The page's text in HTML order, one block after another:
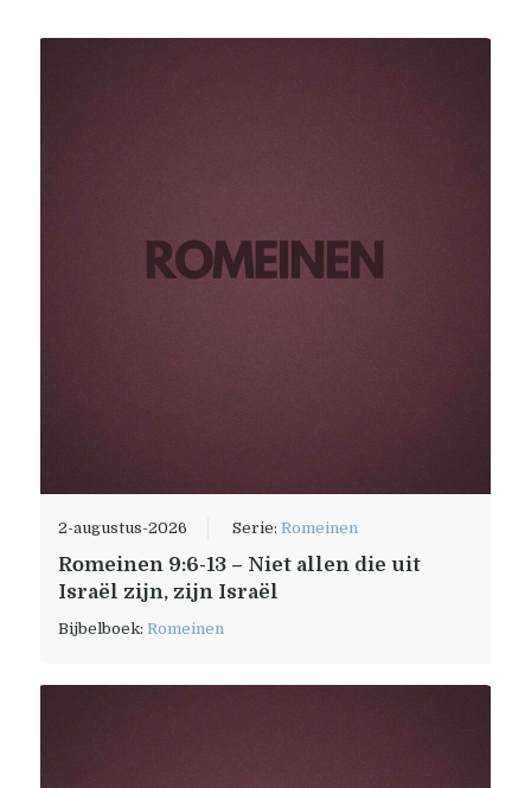
2-augustus-2026 Serie:Romeinen
Romeinen 9:6-13 – Niet allen die uit
Israël zijn, zijn Israël
Bijbelboek:Romeinen